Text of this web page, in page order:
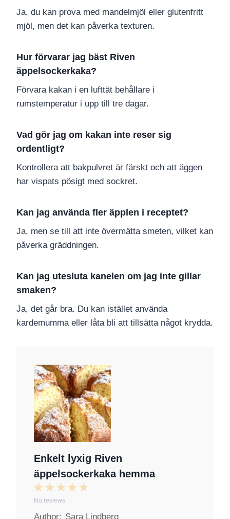
Ja, du kan prova med mandelmjöl eller glutenfritt
mjöl, men det kan påverka texturen.
Hur förvarar jag bäst Riven
äppelsockerkaka?
Förvara kakan i en lufttät behållare i
rumstemperatur i upp till tre dagar.
Vad gör jag om kakan inte reser sig
ordentligt?
Kontrollera att bakpulvret är färskt och att äggen
har vispats pösigt med sockret.
Kan jag använda fler äpplen i receptet?
Ja, men se till att inte övermätta smeten, vilket kan
påverka gräddningen.
Kan jag utesluta kanelen om jag inte gillar
smaken?
Ja, det går bra. Du kan istället använda
kardemumma eller låta bli att tillsätta något krydda.
Enkelt lyxig Riven
äppelsockerkaka hemma
5
4
3
2
S
1
S
No reviews
Author: Sara Lindberg